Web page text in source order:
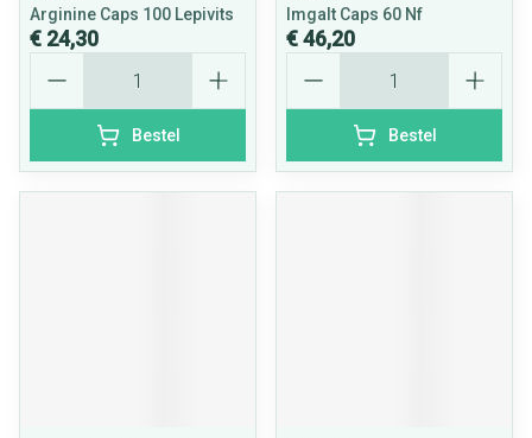
Arginine Caps 100 Lepivits
€ 24,30
Bestel
Imgalt Caps 60 Nf
€ 46,20
Bestel